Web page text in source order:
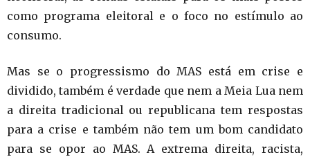
como programa eleitoral e o foco no estímulo ao
consumo.
Mas se o progressismo do MAS está em crise e
dividido, também é verdade que nem a Meia Lua nem
a direita tradicional ou republicana tem respostas
para a crise e também não tem um bom candidato
para se opor ao MAS. A extrema direita, racista,